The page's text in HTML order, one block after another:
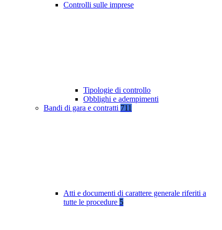
Controlli sulle imprese
Tipologie di controllo
Obblighi e adempimenti
Bandi di gara e contratti 711
Atti e documenti di carattere generale riferiti a
tutte le procedure 5